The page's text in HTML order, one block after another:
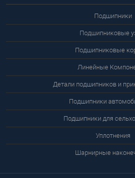
Подшипники
Подшипниковые
Подшипниковые
Линейные
Детали подшипников и
Подшипники
Подшипники для
Уплотнения
Шарнирные